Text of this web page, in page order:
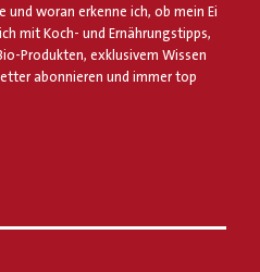
und woran erkenne ich, ob mein Ei
mit Koch- und Ernährungstipps,
Produkten, exklusivem Wissen
abonnieren und immer top